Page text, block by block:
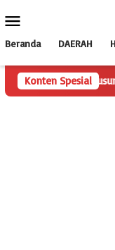
ke
Mobile
Beranda DAERAH
Konten Spesial
Telusuri Dana